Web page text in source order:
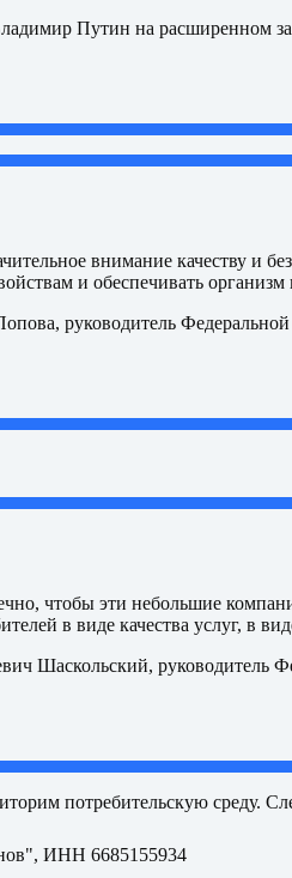
Путин на расширенном
внимание качеству и
и обеспечивать
руководитель
чтобы эти небольшие
в виде качества услуг, в
Шаскольский, руководитель
потребительскую среду.
ИНН 6685155934